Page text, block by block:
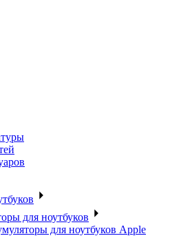
для ноутбуков
для ноутбуков Apple